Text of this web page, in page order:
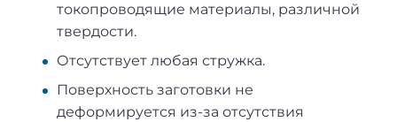
токопроводящие материалы, различной
твердости.
Отсутствует любая стружка.
Поверхность заготовки не
деформируется из-за отсутствия